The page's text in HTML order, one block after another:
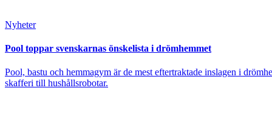
Nyheter
Pool toppar svenskarnas önskelista i drömhemmet
Pool, bastu och hemmagym är de mest eftertraktade inslagen i
skafferi till hushållsrobotar.